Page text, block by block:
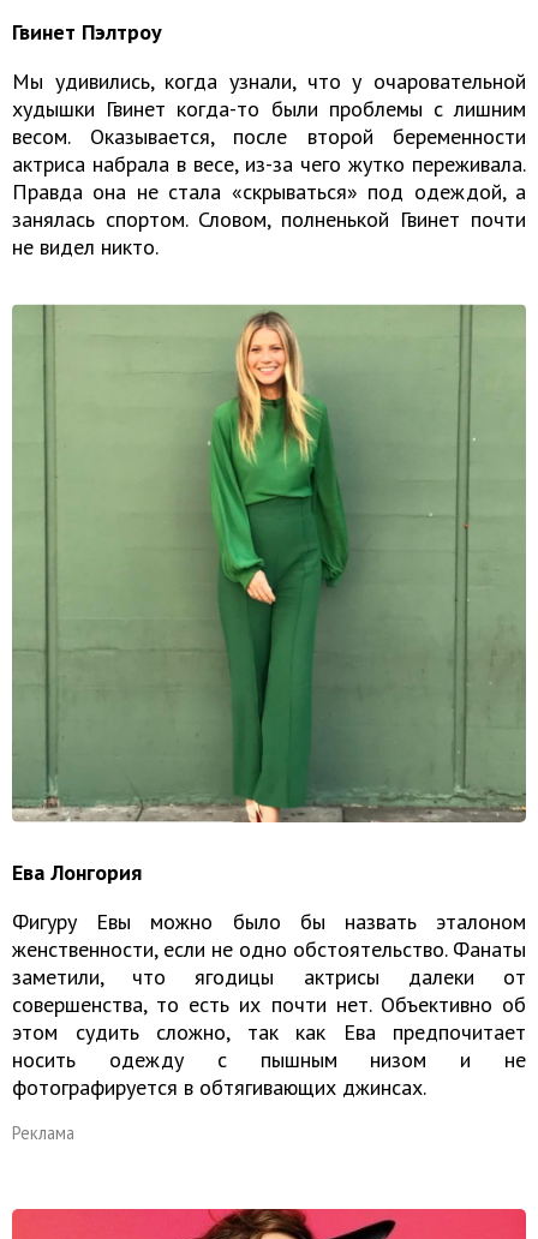
Гвинет Пэлтроу
Мы удивились, когда узнали, что у очаровательной
худышки Гвинет когда-то были проблемы с лишним
весом. Оказывается, после второй беременности
актриса набрала в весе, из-за чего жутко переживала.
Правда она не стала «скрываться» под одеждой, а
занялась спортом. Словом, полненькой Гвинет почти
не видел никто.
Ева Лонгория
Фигуру Евы можно было бы назвать эталоном
женственности, если не одно обстоятельство. Фанаты
заметили, что ягодицы актрисы далеки от
совершенства, то есть их почти нет. Объективно об
этом судить сложно, так как Ева предпочитает
носить одежду с пышным низом и не
фотографируется в обтягивающих джинсах.
Реклама